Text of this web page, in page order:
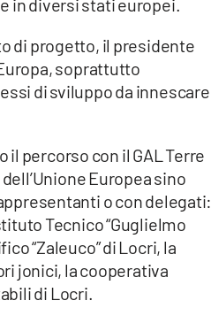
in diversi stati europei.
di progetto, il presidente
soprattutto
di sviluppo da innescare
percorso con il GAL Terre
Europea sino
o con delegati:
Tecnico “Guglielmo
“Zaleuco” di Locri, la
jonici, la cooperativa
di Locri.